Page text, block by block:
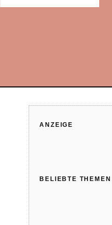
ANZEIGE
BELIEBTE THEMEN